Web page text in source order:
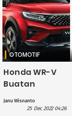
OTOMOTIF
Honda WR-V
Buatan
Indonesia
Janu Wisnanto
25 Dec 2022 04:26